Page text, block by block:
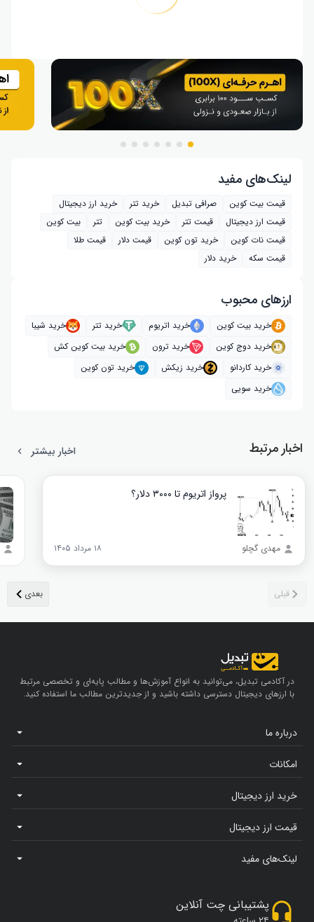
لینک‌های مفید
قیمت بیت کوین صرافی تبدیل خرید تتر
خرید ارز دیجیتال
قیمت ارز دیجیتال
قیمت تتر خرید بیت‌ کوین تتر
بیت کوین
قیمت نات کوین
خرید تون کوین قیمت دلار
قیمت طلا
قیمت سکه
خرید دلار
ارز‌های محبوب
خرید بیت کوین خرید اتریوم خرید تتر
خرید شیبا
خرید دوج کوین
خرید ترون
خرید بیت کوین کش
خرید کاردانو
خرید زیکش
خرید تون کوین
خرید سویی
اخبار مرتبط اخبار بیشتر
پرواز اتریوم تا ۳۰۰۰ دلار؟
مهدی گچلو ۱۸ مرداد ۱۴۰۵
در آکادمی تبدیل، می‌توانید به انواع آموزش‌ها و مطالب پایه‌ای و تخصصی مرتبط
با ارزهای دیجیتال دسترسی داشته باشید و از جدیدترین مطالب ما استفاده کنید.
درباره ما
امکانات
خرید ارز دیجیتال
قیمت ارز دیجیتال
لینک‌های مفید
پشتیبانی چت آنلاین